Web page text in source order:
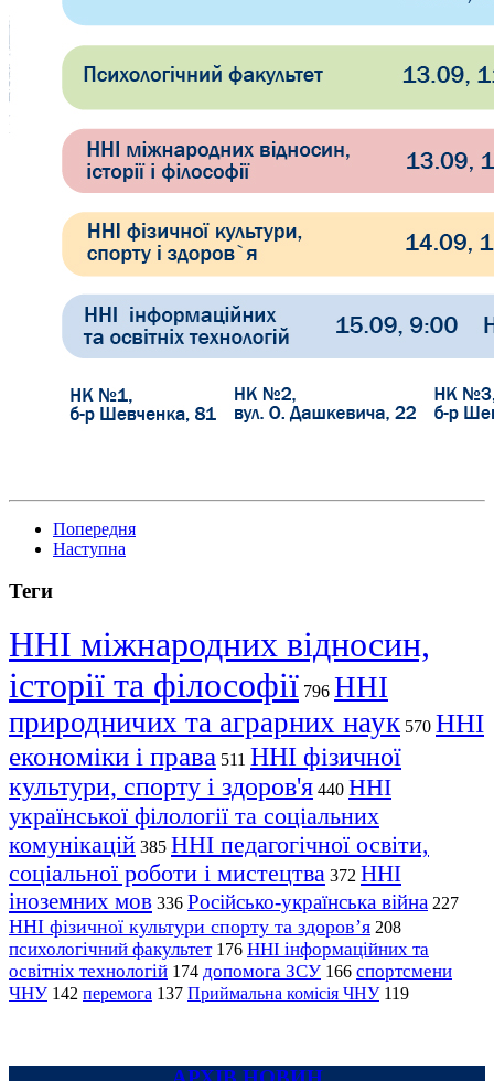
Попередня
Наступна
Теги
ННІ міжнародних відносин,
історії та філософії 796 ННІ
природничих та аграрних наук 570 ННІ
економіки і права 511 ННІ фізичної
культури, спорту і здоров'я 440 ННІ
української філології та соціальних
комунікацій 385 ННІ педагогічної освіти,
соціальної роботи і мистецтва 372 ННІ
іноземних мов 336 Російсько-українська війна 227
ННІ фізичної культури спорту та здоров’я 208
психологічний факультет 176 ННІ інформаційних та
освітніх технологій 174 допомога ЗСУ 166 спортсмени
ЧНУ 142 перемога 137 Приймальна комісія ЧНУ 119